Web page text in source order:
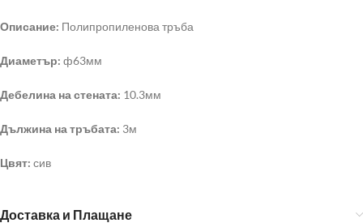
Описание: Полипропиленова тръба
Диаметър: ф63мм
Дебелина на стената: 10.3мм
Дължина на тръбата: 3м
Цвят: сив
Доставка и Плащане